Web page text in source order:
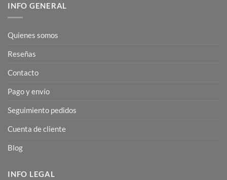
INFO GENERAL
Quienes somos
Reseñas
Contacto
Pago y envío
Seguimiento pedidos
Cuenta de cliente
Blog
INFO LEGAL